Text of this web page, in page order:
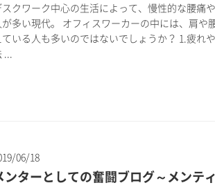
クワーク中心の生活によって、慢性的な腰痛
多い現代。 オフィスワーカーの中には、肩や
いる人も多いのではないでしょうか？ 1.疲れ
...
06/18
ンターとしての奮闘ブログ～メンテ